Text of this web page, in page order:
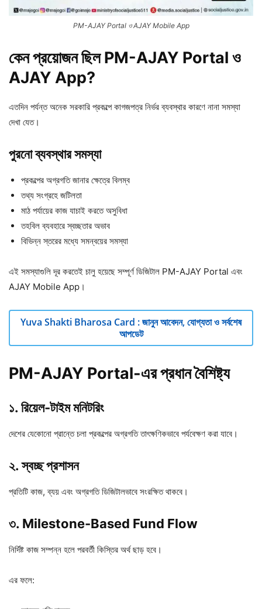
PM-AJAY Portal ও AJAY Mobile App
কেন প্রয়োজন ছিল PM-AJAY Portal ও
AJAY App?
এতদিন পর্যন্ত অনেক সরকারি প্রকল্পে কাগজপত্র নির্ভর ব্যবস্থার কারণে নানা সমস্যা
দেখা যেত।
পুরনো ব্যবস্থার সমস্যা
প্রকল্পের অগ্রগতি জানার ক্ষেত্রে বিলম্ব
তথ্য সংগ্রহে জটিলতা
মাঠ পর্যায়ের কাজ যাচাই করতে অসুবিধা
তহবিল ব্যবহারে স্বচ্ছতার অভাব
বিভিন্ন স্তরের মধ্যে সমন্বয়ের সমস্যা
এই সমস্যাগুলি দূর করতেই চালু হয়েছে সম্পূর্ণ ডিজিটাল PM-AJAY Portal এবং
AJAY Mobile App।
Yuva Shakti Bharosa Card : জানুন আবেদন, যোগ্যতা ও সর্বশেষ
আপডেট
PM-AJAY Portal-এর প্রধান বৈশিষ্ট্য
১. রিয়েল-টাইম মনিটরিং
দেশের যেকোনো প্রান্তে চলা প্রকল্পের অগ্রগতি তাৎক্ষণিকভাবে পর্যবেক্ষণ করা যাবে।
২. স্বচ্ছ প্রশাসন
প্রতিটি কাজ, ব্যয় এবং অগ্রগতি ডিজিটালভাবে সংরক্ষিত থাকবে।
৩. Milestone-Based Fund Flow
নির্দিষ্ট কাজ সম্পন্ন হলে পরবর্তী কিস্তির অর্থ ছাড় হবে।
এর ফলে: